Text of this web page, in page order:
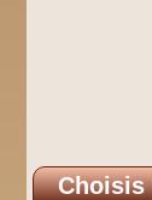
Choisis